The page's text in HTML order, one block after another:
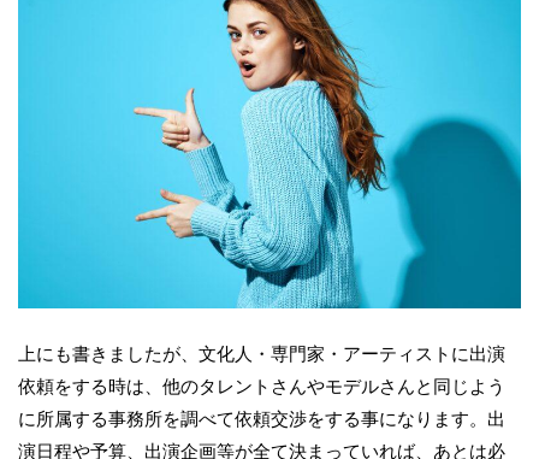
上にも書きましたが、文化人・専門家・アーティストに出演
依頼をする時は、他のタレントさんやモデルさんと同じよう
に 所属する事務所を調べて依頼交渉をする事になります。出
演日程や予算、出演企画等が全て決まっていれば、あとは必